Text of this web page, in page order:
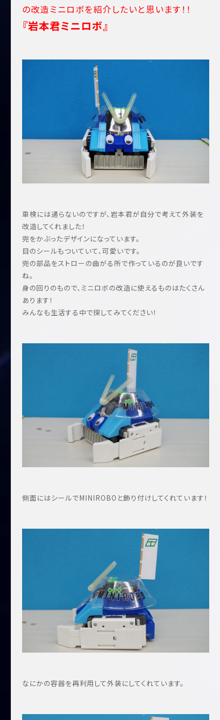
の改造ミニロボを紹介したいと思います！！
『岩本君ミニロボ』
車検には通らないのですが、岩本君が自分で考えて外装を
改造してくれました！
兜をかぶったデザインになっています。
目のシールもついていて、可愛いです。
兜の部品をストローの曲がる所で作っているのが良いです
ね。
身の回りのもので、ミニロボの改造に使えるものはたくさん
あります！
みんなも生活する中で探してみてください！
側面にはシールでMINIROBOと飾り付けしてくれています！
なにかの容器を再利用して外装にしてくれています。